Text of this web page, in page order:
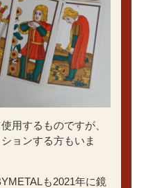
用するものですが、
ョンする方もいま
も2021年に鏡